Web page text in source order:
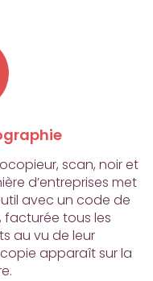
scan, noir et
d’entreprises met
avec un code de
tous les
au vu de leur
apparaît sur la